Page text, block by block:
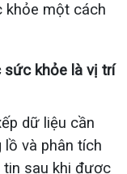
khỏe một cách
sức khỏe là vị trí
dữ liệu cần
và phân tích
sau khi được